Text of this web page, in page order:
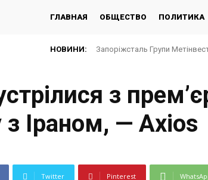
ГЛАВНАЯ ОБЩЕСТВО ПОЛИТИКА
НОВИНИ: Запоріжсталь Групи
з
з Іраном, — Axios
Twitter Pinterest